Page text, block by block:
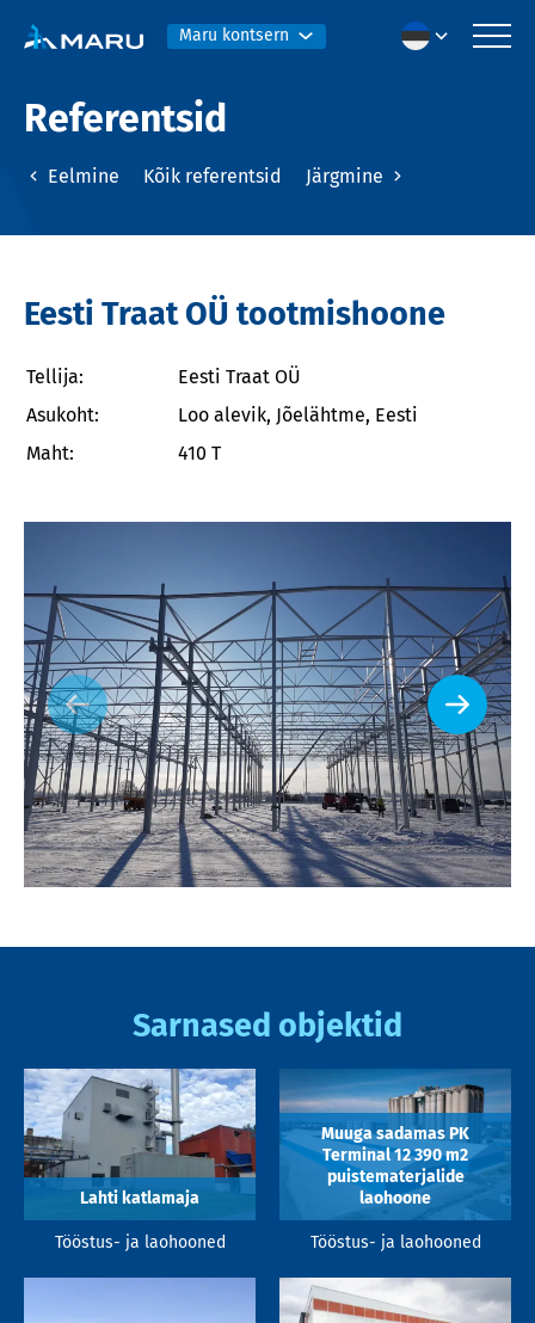
Maru kontsern
Referentsid
Eelmine Kõik referentsid Järgmine
Eesti Traat OÜ tootmishoone
Tellija:
Eesti Traat OÜ
Asukoht:
Loo alevik, Jõelähtme, Eesti
Maht:
410 T
Sarnased objektid
Lahti katlamaja
Tööstus- ja laohooned
Muuga sadamas PK
Terminal 12 390 m2
puistematerjalide
laohoone
Tööstus- ja laohooned